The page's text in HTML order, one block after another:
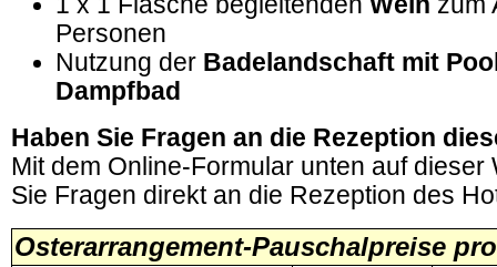
Personen
Nutzung der Badelandschaft mit
Dampfbad
Haben Sie Fragen an die Rezeption
Mit dem Online-Formular unten auf dieser
Sie Fragen direkt an die Rezeption des
Osterarrangement-Pauschalpreise